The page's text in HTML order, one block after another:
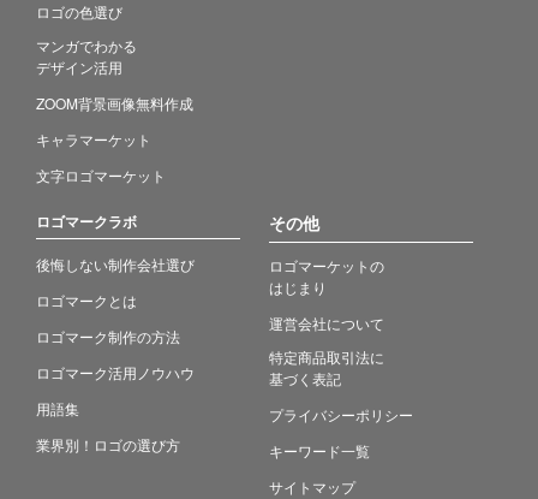
ロゴの色選び
マンガでわかる
デザイン活用
ZOOM背景画像無料作成
キャラマーケット
文字ロゴマーケット
ロゴマークラボ
後悔しない制作会社選び
ロゴマークとは
ロゴマーク制作の方法
ロゴマーク活用ノウハウ
用語集
業界別！ロゴの選び方
その他
ロゴマーケットの
はじまり
運営会社について
特定商品取引法に
基づく表記
プライバシーポリシー
キーワード一覧
サイトマップ